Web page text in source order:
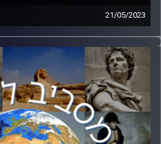
21/05/2023
לאחר מלחמת העולם השנייה, חולקה
שליטה. המערבי בראשות ארה״ב,
בריטניה וצרפת והמזרחי בראשות
חלוקת גרמניה שליוותה את
בחצי השני של
היום״ לאירופה יספר את סיפורה של
השפעת חלוקתה עד היום על
ישראל.